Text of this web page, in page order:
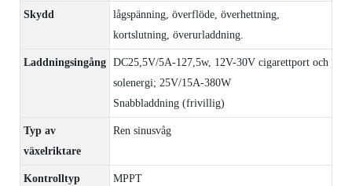
Skydd
lågspänning, överflöde, överhettning,
kortslutning, överurladdning.
Laddningsingång DC25,5V/5A-127,5w, 12V-30V cigarettport och
solenergi; 25V/15A-380W
Snabbladdning (frivillig)
Typ av
växelriktare
Ren sinusvåg
Kontrolltyp MPPT